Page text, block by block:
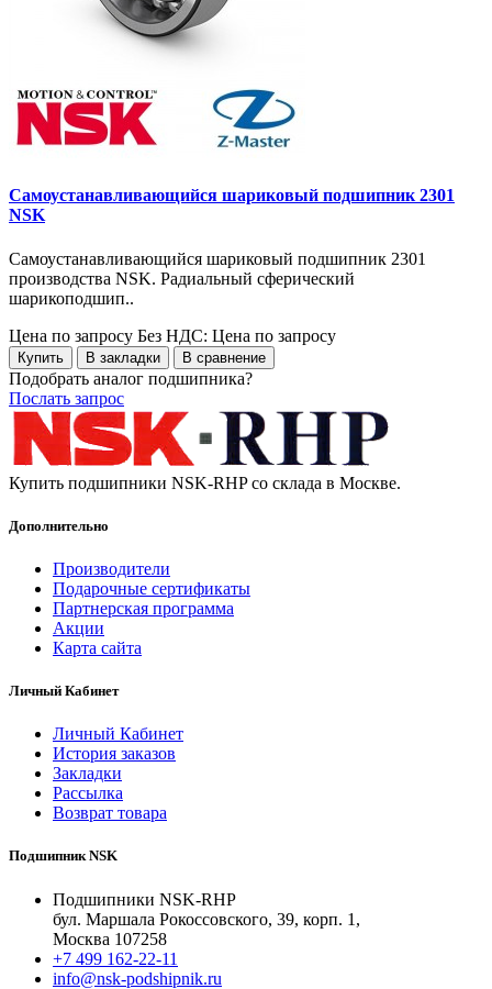
Самоустанавливающийся шариковый подшипник 2301
NSK
Самоустанавливающийся шариковый подшипник 2301
производства NSK. Радиальный сферический
шарикоподшип..
Цена по запросу Без НДС: Цена по запросу
Купить В закладки В сравнение
Подобрать аналог подшипника?
Послать запрос
Купить подшипники NSK-RHP со склада в Москве.
Дополнительно
Производители
Подарочные сертификаты
Партнерская программа
Акции
Карта сайта
Личный Кабинет
Личный Кабинет
История заказов
Закладки
Рассылка
Возврат товара
Подшипник NSK
Подшипники NSK-RHP
бул. Маршала Рокоссовского, 39, корп. 1,
Москва 107258
+7 499 162-22-11
info@nsk-podshipnik.ru